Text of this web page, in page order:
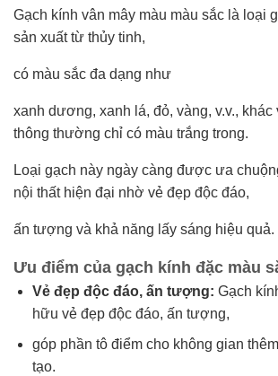
Gạch kính vân mây màu màu sắc là loại
sản xuất từ thủy tinh,
có màu sắc đa dạng như
xanh dương, xanh lá, đỏ, vàng, v.v.,
thông thường chỉ có màu trắng trong.
Loại gạch này ngày càng được ưa
nội thất hiện đại nhờ vẻ đẹp độc đáo,
ấn tượng và khả năng lấy sáng hiệu quả.
Ưu điểm của gạch kính đặc màu
Vẻ đẹp độc đáo, ấn tượng: Gạch
hữu vẻ đẹp độc đáo, ấn tượng,
góp phần tô điểm cho không gian
tạo.